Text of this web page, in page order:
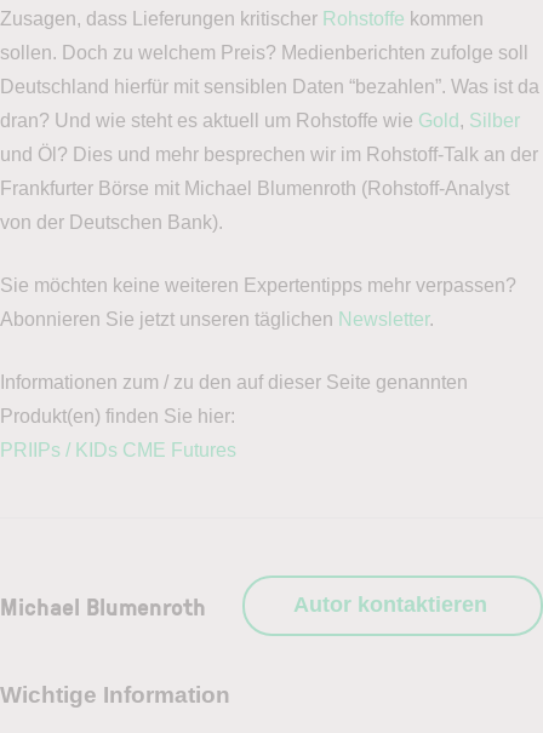
Zusagen, dass Lieferungen kritischer Rohstoffe kommen
sollen. Doch zu welchem Preis? Medienberichten zufolge soll
Deutschland hierfür mit sensiblen Daten “bezahlen”. Was ist da
dran? Und wie steht es aktuell um Rohstoffe wie Gold , Silber
und Öl? Dies und mehr besprechen wir im Rohstoff-Talk an der
Frankfurter Börse mit Michael Blumenroth (Rohstoff-Analyst
von der Deutschen Bank).
Sie möchten keine weiteren Expertentipps mehr verpassen?
Abonnieren Sie jetzt unseren täglichen Newsletter.
Informationen zum / zu den auf dieser Seite genannten
Produkt(en) finden Sie hier:
PRIIPs / KIDs CME Futures
Michael Blumenroth Autor kontaktieren